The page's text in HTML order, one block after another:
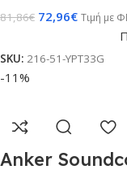
81,86€ 72,96€ Τιμή με
SKU: 216-51-YPT33G
-11%
Anker